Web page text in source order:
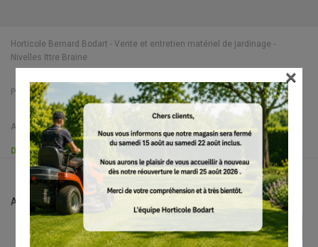
Horticole Bernard Bodart - Vente et entretien matériel de jardinage -
Nivelles Ittre Braine
Produits STIHL Accessoires
Accessoires pour découpeuses à disque
Disques à découper en résine synthétique
Affichage de 1–8 sur 9 résultats
×